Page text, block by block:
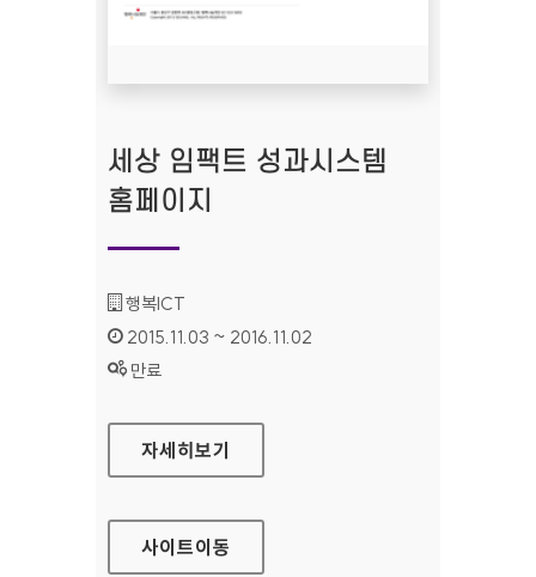
세상 임팩트 성과시스템
홈페이지
기관명 :
행복ICT
인증기간 :
2015.11.03 ~ 2016.11.02
상태 :
만료
세상 임팩트 성과시스템 홈페이지
자세히보기
사이트이동